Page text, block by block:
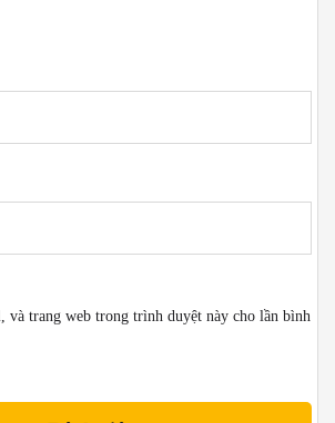
và trang web trong trình duyệt này cho lần bình